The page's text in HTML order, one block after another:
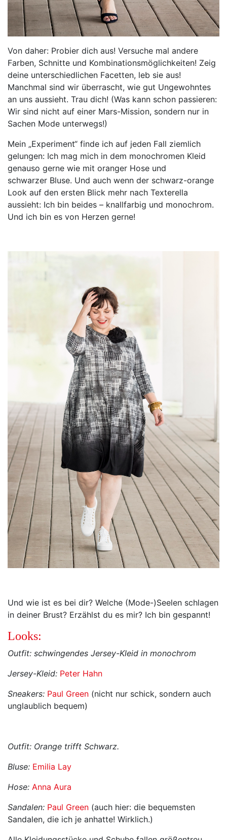
Von daher: Probier dich aus! Versuche mal andere
Farben, Schnitte und Kombinationsmöglichkeiten! Zeig
deine unterschiedlichen Facetten, leb sie aus!
Manchmal sind wir überrascht, wie gut Ungewohntes
an uns aussieht. Trau dich! (Was kann schon passieren:
Wir sind nicht auf einer Mars-Mission, sondern nur in
Sachen Mode unterwegs!)
Mein „Experiment“ finde ich auf jeden Fall ziemlich
gelungen: Ich mag mich in dem monochromen Kleid
genauso gerne wie mit oranger Hose und
schwarzer Bluse. Und auch wenn der schwarz-orange
Look auf den ersten Blick mehr nach Texterella
aussieht: Ich bin beides – knallfarbig und monochrom.
Und ich bin es von Herzen gerne!
Und wie ist es bei dir? Welche (Mode-)Seelen schlagen
in deiner Brust? Erzählst du es mir? Ich bin gespannt!
Looks:
Outfit: schwingendes Jersey-Kleid in monochrom
Jersey-Kleid: Peter Hahn
Sneakers: Paul Green (nicht nur schick, sondern auch
unglaublich bequem)
Outfit: Orange trifft Schwarz.
Bluse: Emilia Lay
Hose: Anna Aura
Sandalen: Paul Green (auch hier: die bequemsten
Sandalen, die ich je anhatte! Wirklich.)